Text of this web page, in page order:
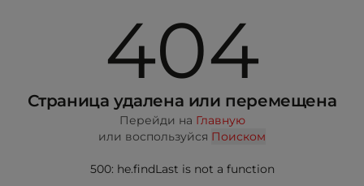
404
Страница удалена или перемещена
Перейди на Главную
или воспользуйся Поиском
500: he.findLast is not a function